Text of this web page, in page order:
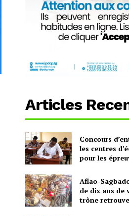
Articles
Concours
les centres
pour les
Aflao-
de dix ans de
trône